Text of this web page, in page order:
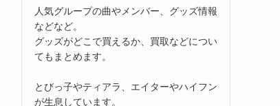
人気グループの曲やメンバー、グッズ情報
などなど。
グッズがどこで買えるか、買取などについ
てもまとめます。
とびっ子やティアラ、エイターやハイフン
が生息しています。